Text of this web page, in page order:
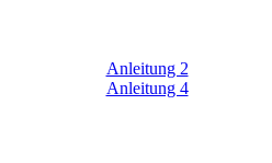
Anleitung 2
Anleitung 4